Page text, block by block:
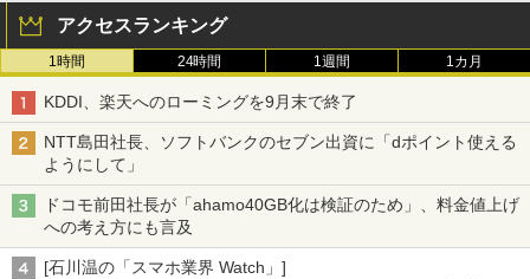
アクセスランキング
1時間 24時間 1週間 1カ月
KDDI、楽天へのローミングを9月末で終了
NTT島田社長、ソフトバンクのセブン出資に「dポイント使える
ようにして」
ドコモ前田社長が「ahamo40GB化は検証のため」、料金値上げ
への考え方にも言及
[石川温の「スマホ業界 Watch」]